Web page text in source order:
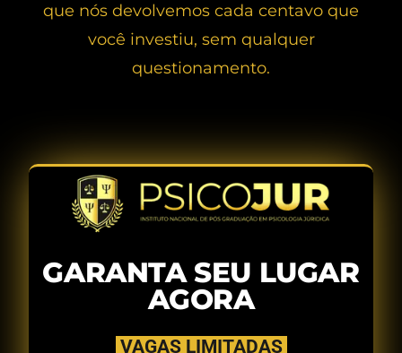
que nós devolvemos cada centavo que
você investiu, sem qualquer
questionamento.
GARANTA SEU LUGAR
AGORA
VAGAS LIMITADAS